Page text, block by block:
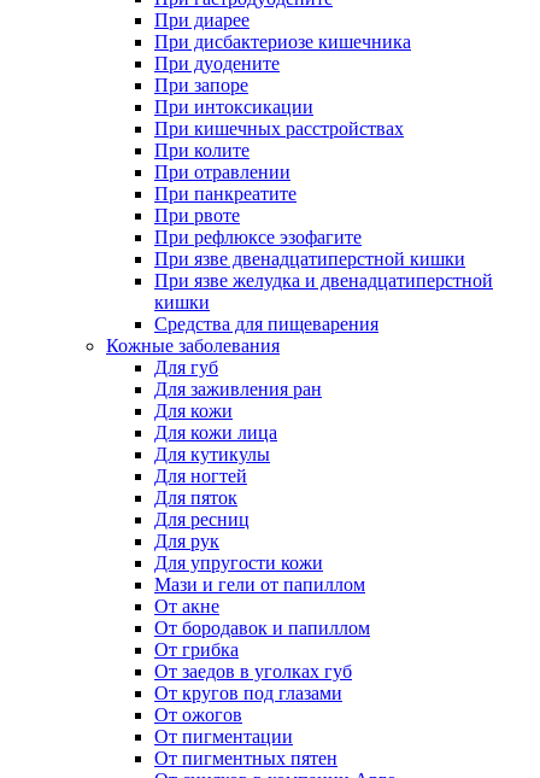
При диарее
При дисбактериозе кишечника
При дуодените
При запоре
При интоксикации
При кишечных расстройствах
При колите
При отравлении
При панкреатите
При рвоте
При рефлюксе эзофагите
При язве двенадцатиперстной кишки
При язве желудка и двенадцатиперстной
кишки
Средства для пищеварения
Кожные заболевания
Для губ
Для заживления ран
Для кожи
Для кожи лица
Для кутикулы
Для ногтей
Для пяток
Для ресниц
Для рук
Для упругости кожи
Мази и гели от папиллом
От акне
От бородавок и папиллом
От грибка
От заедов в уголках губ
От кругов под глазами
От ожогов
От пигментации
От пигментных пятен